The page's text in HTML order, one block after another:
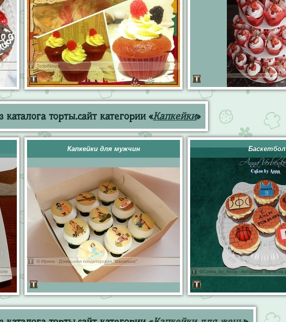
торты.сайт категории «Капкейки»
Капкейки для мужчин Баскетбол